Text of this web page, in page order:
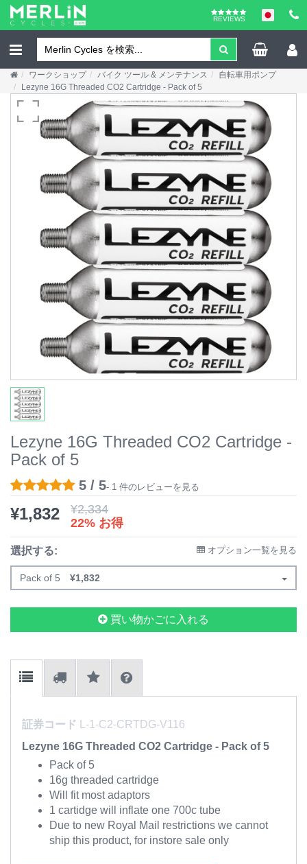
REVIEWS
ワークショップ バイク ツール & メンテナンス
自転車用ポンプ
Lezyne 16G Threaded CO2 Cartridge - Pack of 5
Lezyne 16G Threaded CO2 Cartridge -
Pack of 5
5 / 5- 1 件のレビューを見る
¥1,832 ¥2,334
22% お得
選択する: オプション一覧を見る
Pack of 5 ¥1,832
買い物かごに入れる
証券コード
L-1-C2-CRTDG-V116
Lezyne 16G Threaded CO2 Cartridge - Pack of 5
Pack of 5
16g threaded cartridge
Will fit most adaptors
1 cartidge will inflate one 700c tube
Due to new Royal Mail restrictions we cannot
ship this product, for instore sale only